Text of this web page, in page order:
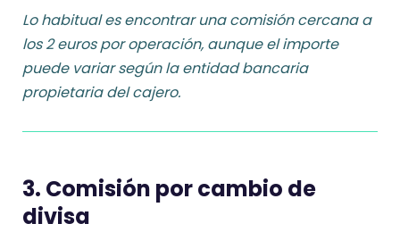
Lo habitual es encontrar una comisión cercana a
los 2 euros por operación, aunque el importe
puede variar según la entidad bancaria
propietaria del cajero.
3. Comisión por cambio de
divisa